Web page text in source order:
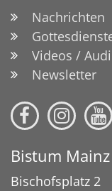
Nachrichten
Videos /
Newsletter
Bistum Mainz
Bischofsplatz 2